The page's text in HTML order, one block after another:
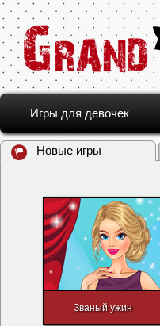
Игры для девочек
Новые игры
Званый ужин